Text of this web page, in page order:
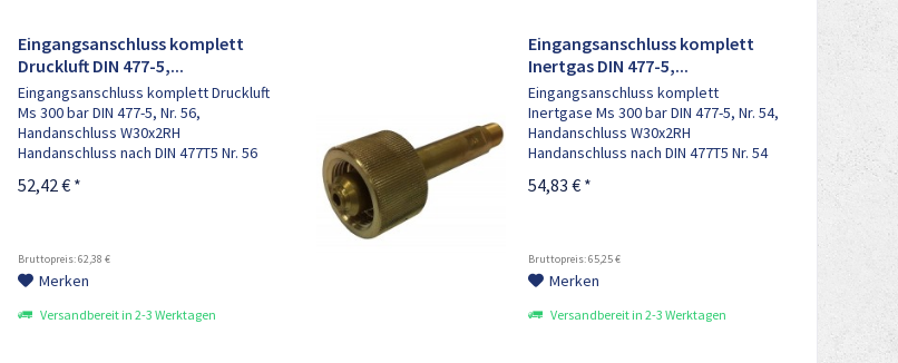
Eingangsanschluss komplett
Druckluft DIN 477-5,...
Eingangsanschluss komplett Druckluft
Ms 300 bar DIN 477-5, Nr. 56,
Handanschluss W30x2RH
Handanschluss nach DIN 477T5 Nr. 56
aus: 1x Anschlussbolzen M16x1,5RHaf
52,42 € *
Bruttopreis: 62,38 €
Merken
Versandbereit in 2-3 Werktagen
Eingangsanschluss komplett
Inertgas DIN 477-5,...
Eingangsanschluss komplett
Inertgase Ms 300 bar DIN 477-5, Nr. 54,
Handanschluss W30x2RH
Handanschluss nach DIN 477T5 Nr. 54
aus: 1x Anschlussbolzen M16x1,5RHaf,
54,83 € *
Bruttopreis: 65,25 €
Merken
Versandbereit in 2-3 Werktagen